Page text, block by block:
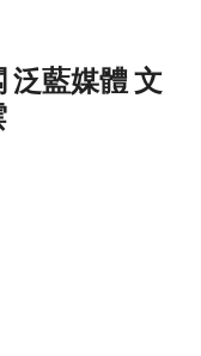
泛藍媒體 文